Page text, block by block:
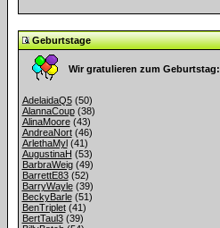
Geburtstage
Wir gratulieren zum Geburtstag:
AdelaidaQ5(50)
AlannaCoup(38)
AlinaMoore(43)
AndreaNort(46)
ArlethaMyl(41)
AugustinaH (53)
BarbraWeig(49)
BarrettE83(52)
BarryWayle(39)
BeckyBarle(51)
BenTriplet(41)
BertTaul3(39)